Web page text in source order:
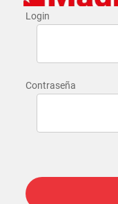
Login
Contraseña